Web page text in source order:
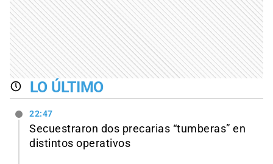
LO ÚLTIMO
22:47
Secuestraron dos precarias “tumberas” en
distintos operativos